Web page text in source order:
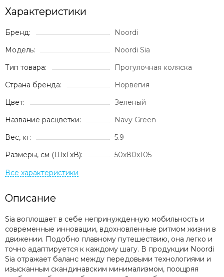
Характеристики
Бренд:
Noordi
Модель:
Noordi Sia
Тип товара:
Прогулочная коляска
Страна бренда:
Норвегия
Цвет:
Зеленый
Название расцветки:
Navy Green
Вес, кг:
5.9
Размеры, см (ШxГxВ):
50x80x105
Описание
Sia воплощает в себе непринужденную мобильность и
современные инновации, вдохновленные ритмом жизни в
движении. Подобно плавному путешествию, она легко и
точно адаптируется к каждому шагу. В продукции Noordi
Sia отражает баланс между передовыми технологиями и
изысканным скандинавским минимализмом, поощряя